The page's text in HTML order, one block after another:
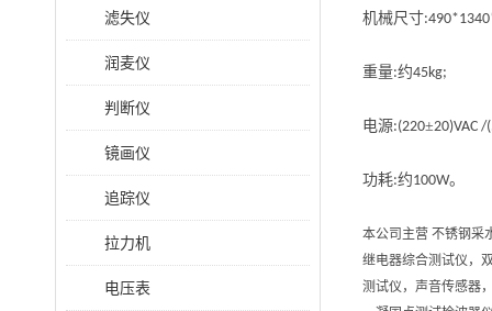
滤失仪
润麦仪
判断仪
镜画仪
追踪仪
拉力机
电压表
机械尺寸
重量:约45kg;
电源:(220±20)VAC /
功耗:约100W。
本公司主营 不锈钢采
继电器综合测试仪，
测试仪，声音传感器